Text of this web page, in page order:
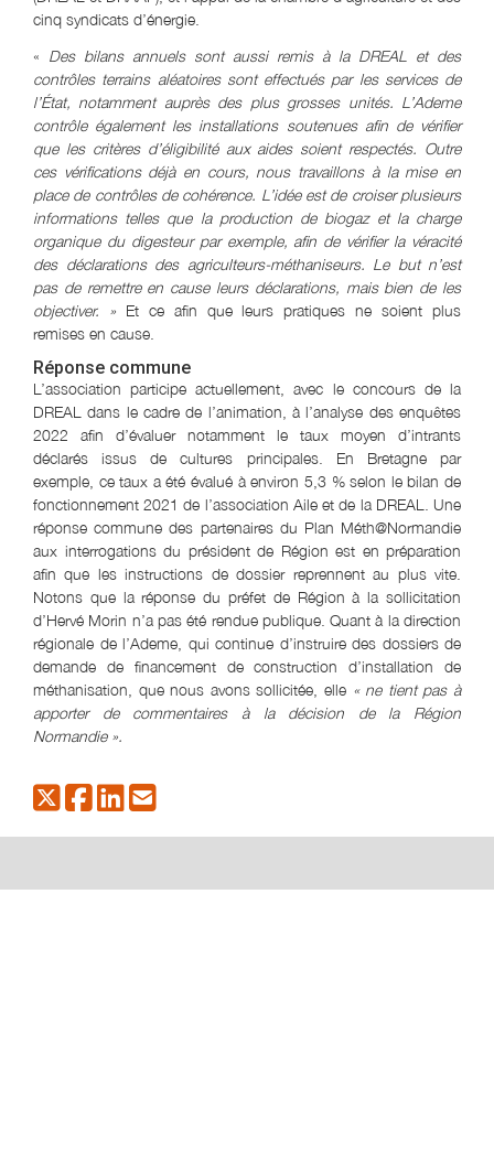
cinq syndicats d’énergie.
« Des bilans annuels sont aussi remis à la DREAL et des
contrôles terrains aléatoires sont effectués par les services de
l’État, notamment auprès des plus grosses unités. L’Ademe
contrôle également les installations soutenues afin de vérifier
que les critères d’éligibilité aux aides soient respectés. Outre
ces vérifications déjà en cours, nous travaillons à la mise en
place de contrôles de cohérence. L’idée est de croiser plusieurs
informations telles que la production de biogaz et la charge
organique du digesteur par exemple, afin de vérifier la véracité
des déclarations des agriculteurs-méthaniseurs. Le but n’est
pas de remettre en cause leurs déclarations, mais bien de les
objectiver. »Et ce afin que leurs pratiques ne soient plus
remises en cause.
Réponse commune
L’association participe actuellement, avec le concours de la
DREAL dans le cadre de l’animation, à l’analyse des enquêtes
2022 afin d’évaluer notamment le taux moyen d’intrants
déclarés issus de cultures principales. En Bretagne par
exemple, ce taux a été évalué à environ 5,3 % selon le bilan de
fonctionnement 2021 de l’association Aile et de la DREAL. Une
réponse commune des partenaires du Plan Méth@Normandie
aux interrogations du président de Région est en préparation
afin que les instructions de dossier reprennent au plus vite.
Notons que la réponse du préfet de Région à la sollicitation
d’Hervé Morin n’a pas été rendue publique. Quant à la direction
régionale de l’Ademe, qui continue d’instruire des dossiers de
demande de financement de construction d’installation de
méthanisation, que nous avons sollicitée, elle « ne tient pas à
apporter de commentaires à la décision de la Région
Normandie ».